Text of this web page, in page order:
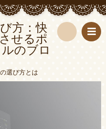
方：快
せるポ
のブロ
選び方とは